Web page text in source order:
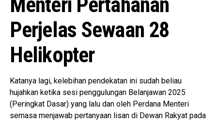
Perjelas Sewaan 28
Helikopter
Katanya lagi, kelebihan pendekatan ini sudah beliau
hujahkan ketika sesi penggulungan Belanjawan 2025
(Peringkat Dasar) yang lalu dan oleh Perdana Menteri
semasa menjawab pertanyaan lisan di Dewan Rakyat pada